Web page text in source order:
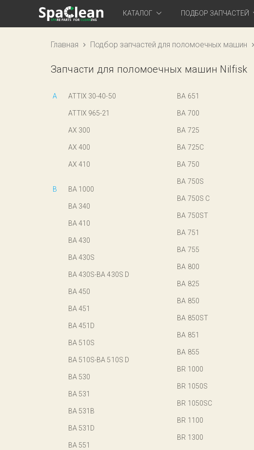
КАТАЛОГ ПОДБОР ЗАПЧАСТЕЙ
Главная Подбор запчастей для поломоечных машин
Запчасти для поломоечных машин Nilfisk
A ATTIX 30-40-50
ATTIX 965-21
AX 300
AX 400
AX 410
B BA 1000
BA 340
BA 410
BA 430
BA 430S
BA 430S-BA 430S D
BA 450
BA 451
BA 451D
BA 510S
BA 510S-BA 510S D
BA 530
BA 531
BA 531B
BA 531D
BA 551
BA 651
BA 700
BA 725
BA 725C
BA 750
BA 750S
BA 750S C
BA 750ST
BA 751
BA 755
BA 800
BA 825
BA 850
BA 850ST
BA 851
BA 855
BR 1000
BR 1050S
BR 1050SC
BR 1100
BR 1300